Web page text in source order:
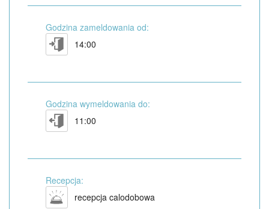
Godzina zameldowania od:
14:00
Godzina wymeldowania do:
11:00
Recepcja:
recepcja calodobowa